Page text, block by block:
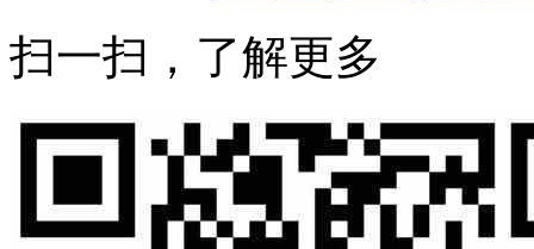
扫一扫，了解更多